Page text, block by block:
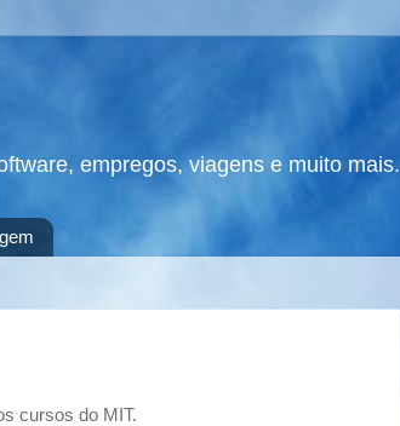
empregos, viagens e muito mais.
cursos do MIT.